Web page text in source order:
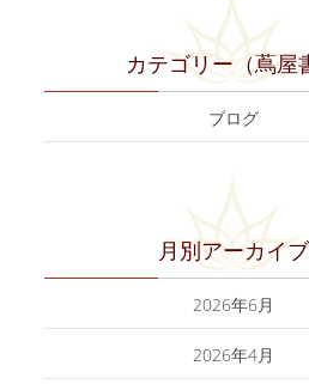
カテゴリー（蔦屋
ブログ
月別アーカイブ
2026年6月
2026年4月